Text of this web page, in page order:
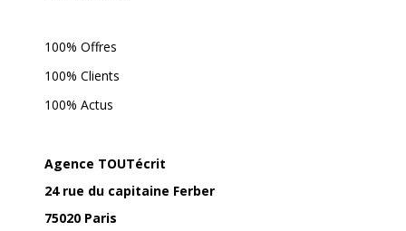
100% Offres
100% Clients
100% Actus
Agence TOUTécrit
24 rue du capitaine Ferber
75020 Paris